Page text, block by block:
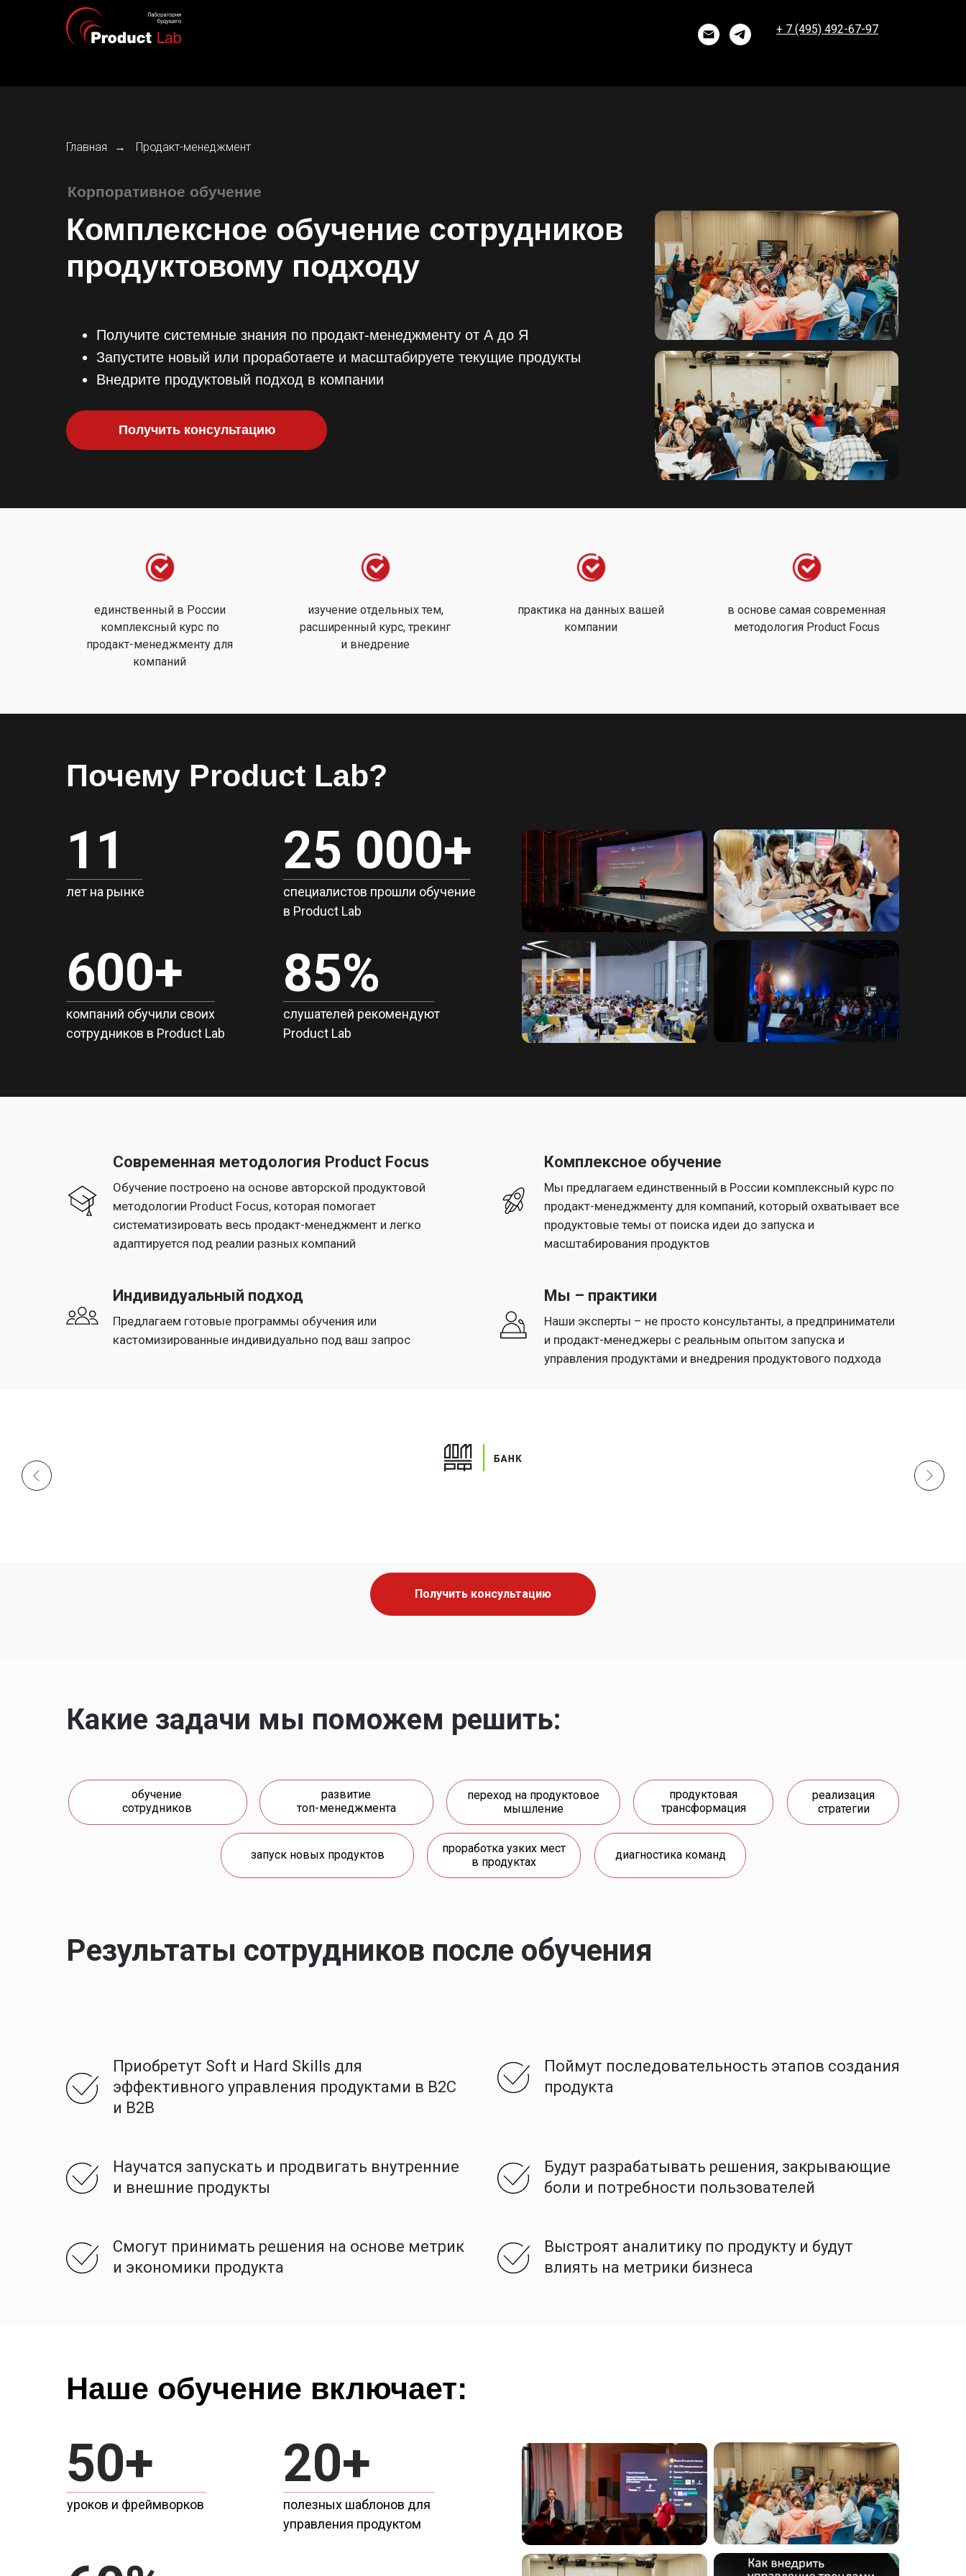
+ 7 (495) 492-67-97
Главная → Продакт-менеджмент
Комплексное обучение сотрудников
продуктовому подходу
Получите системные знания по продакт-менеджменту от А до Я
Запустите новый или проработаете и масштабируете текущие продукты
Внедрите продуктовый подход в компании
Получить консультацию
Корпоративное обучение
единственный в России
комплексный курс по
продакт-менеджменту для
компаний
изучение отдельных тем,
расширенный курс, трекинг
и внедрение
практика на данных вашей
компании
в основе самая современная
методология Product Focus
Почему Product Lab?
11 25 000+
85%
600+
лет на рынке
специалистов прошли обучение
в Product Lab
компаний обучили своих
сотрудников в Product Lab
слушателей рекомендуют
Product Lab
Современная методология Product Focus
Обучение построено на основе авторской продуктовой
методологии Product Focus, которая помогает
систематизировать весь продакт-менеджмент и легко
адаптируется под реалии разных компаний
Комплексное обучение
Мы предлагаем единственный в России комплексный курс по
продакт-менеджменту для компаний, который охватывает все
продуктовые темы от поиска идеи до запуска и
масштабирования продуктов
Индивидуальный подход
Предлагаем готовые программы обучения или
кастомизированные индивидуально под ваш запрос
Мы – практики
Наши эксперты – не просто консультанты, а предприниматели
и продакт-менеджеры с реальным опытом запуска и
управления продуктами и внедрения продуктового подхода
Получить консультацию
Какие задачи мы поможем решить:
диагностика команд
запуск новых продуктов
переход на продуктовое
мышление
проработка узких мест
в продуктах
обучение
сотрудников
развитие
топ-менеджмента
реализация
стратегии
продуктовая
трансформация
Результаты сотрудников после обучения
Приобретут Soft и Hard Skills для
эффективного управления продуктами в B2C
и B2B
Поймут последовательность этапов создания
продукта
Научатся запускать и продвигать внутренние
и внешние продукты
Будут разрабатывать решения, закрывающие
боли и потребности пользователей
Смогут принимать решения на основе метрик
и экономики продукта
Выстроят аналитику по продукту и будут
влиять на метрики бизнеса
Наше обучение включает:
50+
20+
уроков и фреймворков
полезных шаблонов для
управления продуктом